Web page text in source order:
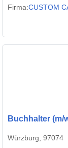
Firma:CUSTOM
Buchhalter (m/
Würzburg, 97074